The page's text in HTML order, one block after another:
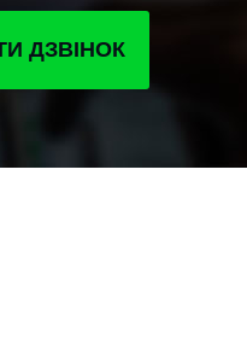
ДЗВІНОК